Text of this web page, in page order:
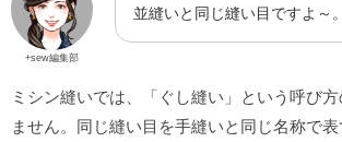
+sew編集部
並縫いと同じ縫い目ですよ～。
ミシン縫いでは、「ぐし縫い」という呼び
ません。同じ縫い目を手縫いと同じ名称で